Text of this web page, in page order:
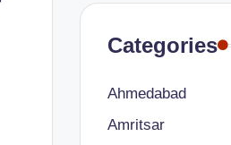
Categories
Ahmedabad
Amritsar